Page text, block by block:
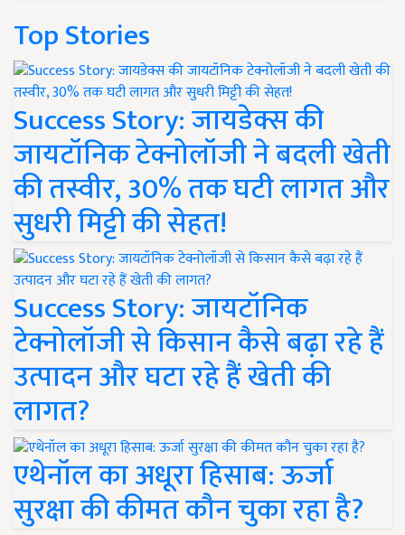
Top Stories
Success Story: जायडेक्स की
जायटॉनिक टेक्नोलॉजी ने बदली खेती
की तस्वीर, 30% तक घटी लागत और
सुधरी मिट्टी की सेहत!
Success Story: जायटॉनिक
टेक्नोलॉजी से किसान कैसे बढ़ा रहे हैं
उत्पादन और घटा रहे हैं खेती की
लागत?
एथेनॉल का अधूरा हिसाब: ऊर्जा
सुरक्षा की कीमत कौन चुका रहा है?